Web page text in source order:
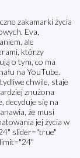
zakamarki życia
Eva,
ale
którzy
o tym, co ma
na YouTube.
chwile, staje
znużona
decyduje się na
że musi
jej życia w
slider="true"